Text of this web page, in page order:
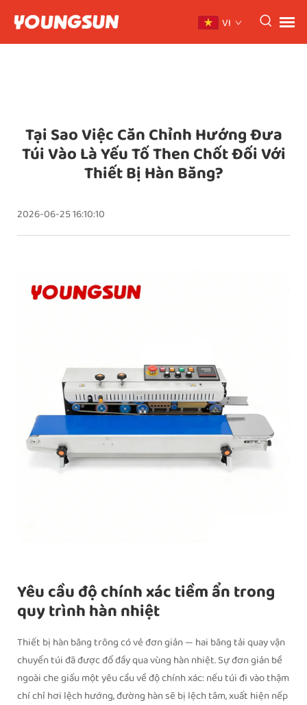
VI
Tại Sao Việc Căn Chỉnh Hướng Đưa
Túi Vào Là Yếu Tố Then Chốt Đối Với
Thiết Bị Hàn Băng?
2026-06-25 16:10:10
Yêu cầu độ chính xác tiềm ẩn trong
quy trình hàn nhiệt
Thiết bị hàn băng trông có vẻ đơn giản — hai băng tải quay vận
chuyển túi đã được đổ đầy qua vùng hàn nhiệt. Sự đơn giản bề
ngoài che giấu một yêu cầu về độ chính xác: nếu túi đi vào thậm
chí chỉ hơi lệch hướng, đường hàn sẽ bị lệch tâm, xuất hiện nếp